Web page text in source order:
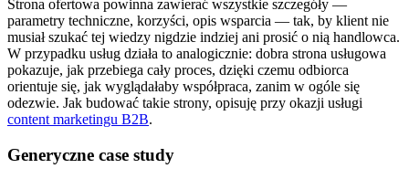
Strona ofertowa powinna zawierać wszystkie szczegóły —
parametry techniczne, korzyści, opis wsparcia — tak, by klient nie
musiał szukać tej wiedzy nigdzie indziej ani prosić o nią handlowca.
W przypadku usług działa to analogicznie: dobra strona usługowa
pokazuje, jak przebiega cały proces, dzięki czemu odbiorca
orientuje się, jak wyglądałaby współpraca, zanim w ogóle się
odezwie. Jak budować takie strony, opisuję przy okazji usługi
content marketingu B2B.
Generyczne case study